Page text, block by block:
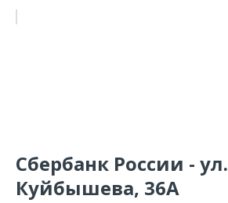
Сбербанк России - ул.
Куйбышева, 36А